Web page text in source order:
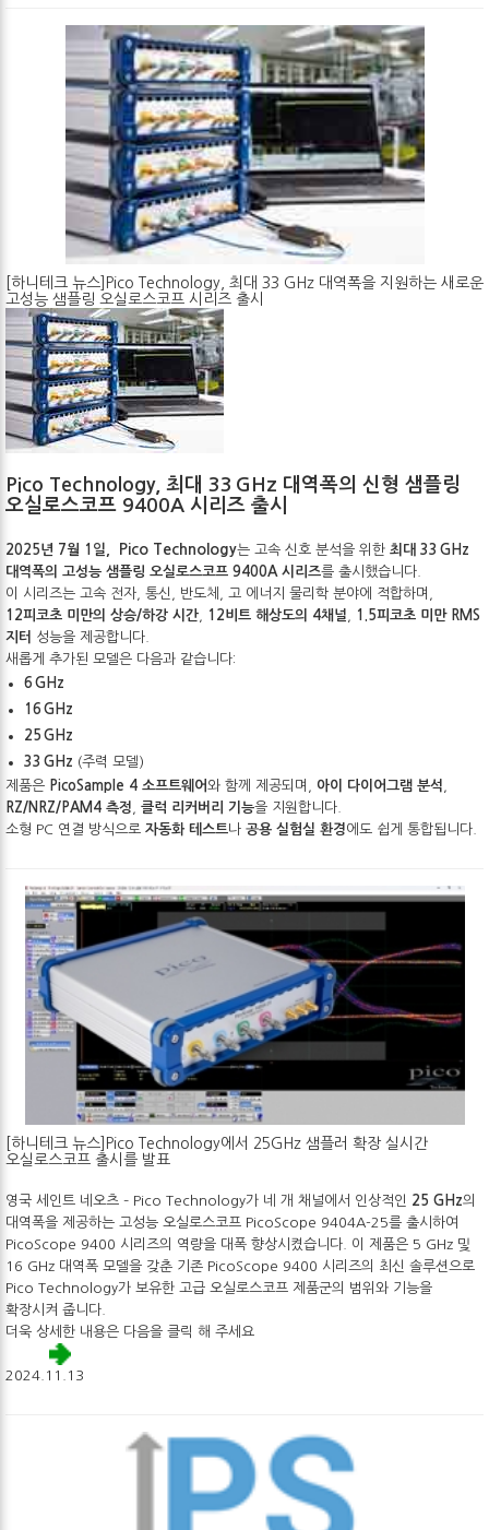
[하니테크 뉴스]Pico Technology, 최대 33 GHz 대역폭을 지원하는 새로운
고성능 샘플링 오실로스코프 시리즈 출시
Pico Technology, 최대 33 GHz 대역폭의 신형 샘플링
오실로스코프 9400A 시리즈 출시
2025년 7월 1일, Pico Technology는 고속 신호 분석을 위한 최대 33 GHz
대역폭의 고성능 샘플링 오실로스코프 9400A 시리즈를 출시했습니다.
이 시리즈는 고속 전자, 통신, 반도체, 고 에너지 물리학 분야에 적합하며,
12피코초 미만의 상승/하강 시간
12비트 해상도의 4채널
1.5피코초 미만 RMS
지터
성능을 제공합니다.
새롭게 추가된 모델은 다음과 같습니다:
6 GHz
16 GHz
25 GHz
33 GHz (주력 모델)
제품은 PicoSample 4 소프트웨어와 함께 제공되며, 아이 다이어그램 분석
RZ/NRZ/PAM4 측정
클럭 리커버리 기능을 지원합니다.
소형 PC 연결 방식으로 자동화 테스트나 공용 실험실 환경에도 쉽게 통합됩니다.
[하니테크 뉴스]Pico Technology에서 25GHz 샘플러 확장 실시간
오실로스코프 출시를 발표
영국 세인트 네오츠 – Pico Technology가 네 개 채널에서 인상적인 25 GHz의
대역폭을 제공하는 고성능 오실로스코프 PicoScope 9404A-25를 출시하여
PicoScope 9400 시리즈의 역량을 대폭 향상시켰습니다. 이 제품은 5 GHz 및
16 GHz 대역폭 모델을 갖춘 기존 PicoScope 9400 시리즈의 최신 솔루션으로
Pico Technology가 보유한 고급 오실로스코프 제품군의 범위와 기능을
확장시켜 줍니다.
더욱 상세한 내용은 다음을 클릭 해 주세요
2024.11.13